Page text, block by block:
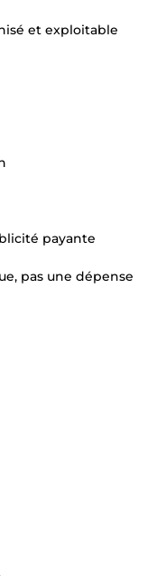
et exploitable
payante
pas une dépense